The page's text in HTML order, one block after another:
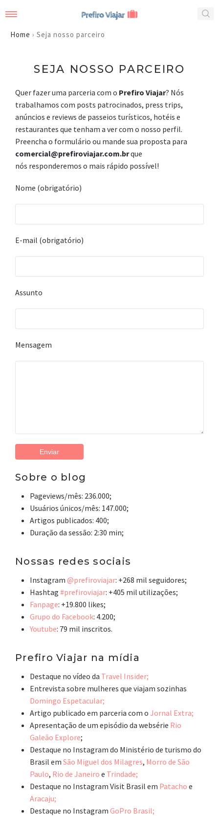
Home ›Seja nosso parceiro
SEJA NOSSO PARCEIRO
Quer fazer uma parceria com o Prefiro Viajar? Nós
trabalhamos com posts patrocinados, press trips,
anúncios e reviews de passeios turísticos, hotéis e
restaurantes que tenham a ver com o nosso perfil.
Preencha o formulário ou mande sua proposta para
comercial@prefiroviajar.com.brque
nós responderemos o mais rápido possível!
Nome (obrigatório)
E-mail (obrigatório)
Assunto
Mensagem
Sobre o blog
Pageviews/mês: 236.000;
Usuários únicos/mês: 147.000;
Artigos publicados: 400;
Duração da sessão: 2:30 min;
Nossas redes sociais
Instagram@prefiroviajar: +268 mil seguidores;
Hashtag#prefiroviajar: +405 mil utilizações;
Fanpage: +19.800 likes;
Grupo do Facebook: 4.200;
Youtube: 79 mil inscritos.
Prefiro Viajar na mídia
Destaque no vídeo da Travel Insider;
Entrevista sobre mulheres que viajam sozinhas
Domingo Espetacular;
Artigo publicado em parceria com oJornal Extra;
Apresentação de um episódio da websérie Rio
Galeão Explore;
Destaque no Instagram do Ministério de turismo do
Brasil emSão Miguel dos Milagres, Morro de São
Paulo, Rio de Janeiro e Trindade;
Destaque no Instagram Visit Brasil em Patacho e
Aracaju;
Destaque no InstagramGoPro Brasil;